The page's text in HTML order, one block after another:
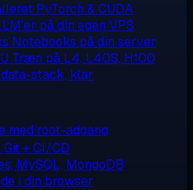
PyTorch & CUDA
på din egen VPS
Notebooks på din server
Træn på L4, L40S, H100
stack, klar
med root-adgang
+ CI/CD
MySQL, MongoDB
i din browser